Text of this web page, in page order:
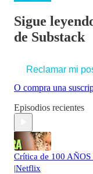
Sigue
de Substack
Reclamar mi
O compra una
Episodios recientes
Crítica de 100
|Netflix